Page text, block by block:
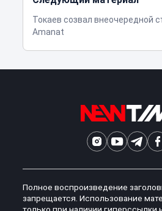
Токаев созвал внеочередной
Amanat
Полное воспроизведение
запрещается. Использование